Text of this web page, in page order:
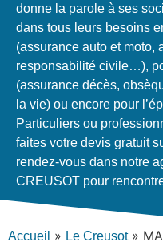
donne la parole à ses
dans tous leurs besoins
(assurance auto et moto,
responsabilité civile…),
(assurance décès,
la vie) ou encore pour
Particuliers ou
faites votre devis gratuit
rendez-vous dans notre
CREUSOT pour
Accueil » Le Creusot»